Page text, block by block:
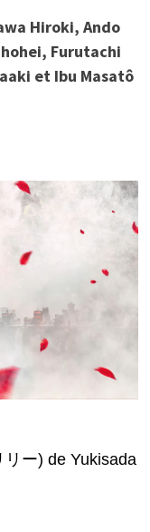
Hiroki, Ando
Furutachi
et Ibu Masatô
ー) de Yukisada